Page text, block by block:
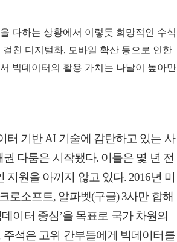
다하는 상황에서 이렇듯 희망적인 수식
친 디지털화, 모바일 확산 등으로 인한
빅데이터의 활용 가치는 나날이 높아만
터 기반 AI 기술에 감탄하고 있는 사
다툼은 시작됐다. 이들은 몇 년 전
원을 아끼지 않고 있다. 2016년 미
로소프트, 알파벳(구글) 3사만 합해
이터 중심’을 목표로 국가 차원의
석은 고위 간부들에게 빅데이터를